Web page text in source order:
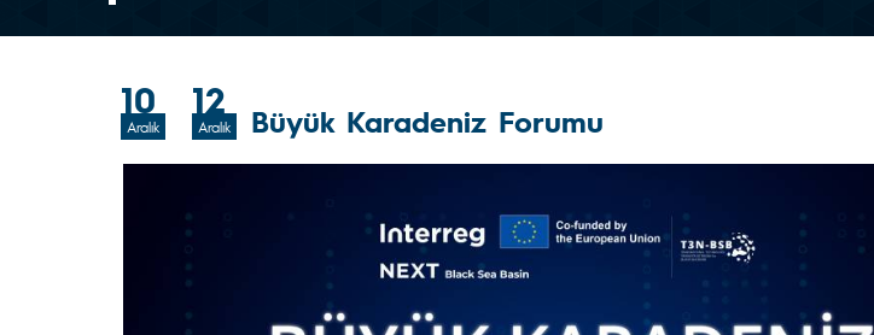
10
Aralık
12
Aralık Büyük Karadeniz Forumu